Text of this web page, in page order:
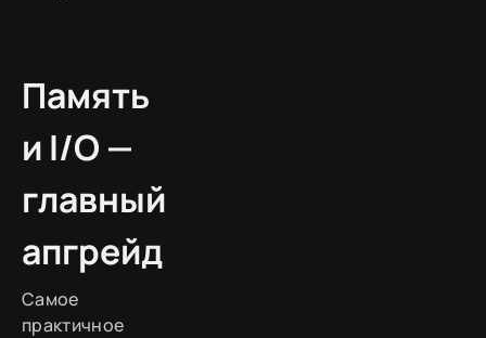
Память
и I/O —
главный
апгрейд
Самое
практичное